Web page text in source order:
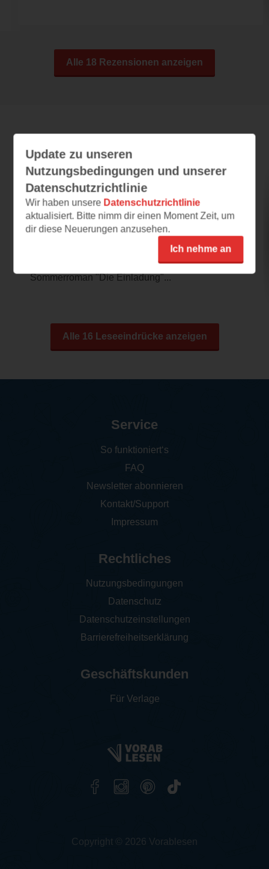
Alle 18 Rezensionen anzeigen
In die Schweiz
27.07.2026 – 21:19
Die letzte Reise
Ein neuer Roman von Emma Cline ist
spätestens seit ihrem abgründigen
Sommerroman "Die Einladung"...
Alle 16 Leseeindrücke anzeigen
Update zu unseren
Nutzungsbedingungen und unserer
Datenschutzrichtlinie
Wir haben unsere Datenschutzrichtlinie
aktualisiert. Bitte nimm dir einen Moment Zeit, um
dir diese Neuerungen anzusehen.
Ich nehme an
Service
So funktioniert‘s
FAQ
Newsletter abonnieren
Kontakt/Support
Impressum
Rechtliches
Nutzungsbedingungen
Datenschutz
Datenschutzeinstellungen
Barrierefreiheitserklärung
Geschäftskunden
Für Verlage
Copyright © 2026 Vorablesen